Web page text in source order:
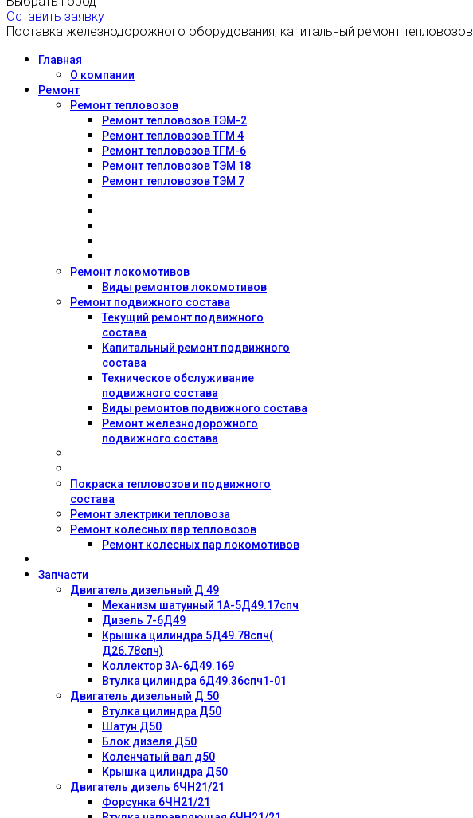
Оставить заявку
Поставка железнодорожного оборудования, капитальный ремонт тепловозов
Главная
О компании
Ремонт
Ремонт тепловозов
Ремонт тепловозов ТЭМ-2
Ремонт тепловозов ТГМ 4
Ремонт тепловозов ТГМ-6
Ремонт тепловозов ТЭМ 18
Ремонт тепловозов ТЭМ 7
Ремонт локомотивов
Виды ремонтов локомотивов
Ремонт подвижного состава
Текущий ремонт подвижного
состава
Капитальный ремонт подвижного
состава
Техническое обслуживание
подвижного состава
Виды ремонтов подвижного состава
Ремонт железнодорожного
подвижного состава
Покраска тепловозов и подвижного
состава
Ремонт электрики тепловоза
Ремонт колесных пар тепловозов
Ремонт колесных пар локомотивов
Запчасти
Двигатель дизельный Д 49
Механизм шатунный 1А-5Д49.17спч
Дизель 7-6Д49
Крышка цилиндра 5Д49.78спч(
Д26.78спч)
Коллектор 3А-6Д49.169
Втулка цилиндра 6Д49.36спч1-01
Двигатель дизельный Д 50
Втулка цилиндра Д50
Шатун Д50
Блок дизеля Д50
Коленчатый вал д50
Крышка цилиндра Д50
Двигатель дизель 6ЧН21/21
Форсунка 6ЧН21/21